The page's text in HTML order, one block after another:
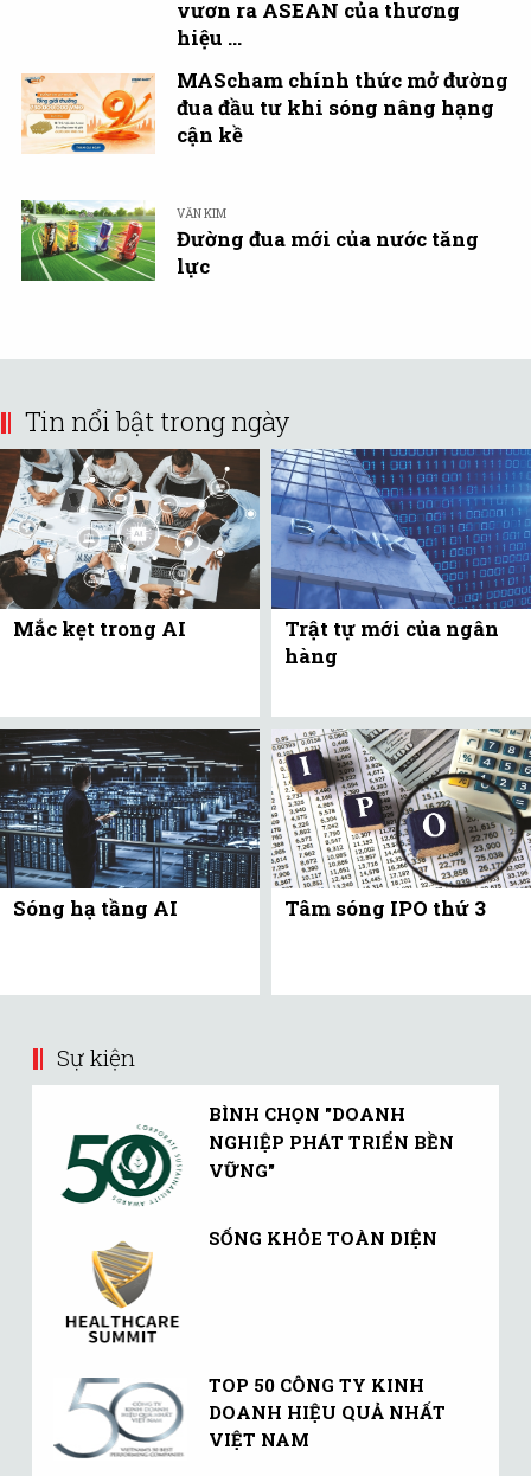
vươn ra ASEAN của thương
hiệu ...
MAScham chính thức mở đường
đua đầu tư khi sóng nâng hạng
cận kề
VĂN KIM
Đường đua mới của nước tăng
lực
Tin nổi bật trong ngày
Mắc kẹt trong AI
Trật tự mới của ngân
hàng
Sóng hạ tầng AI Tâm sóng IPO thứ 3
Sự kiện
BÌNH CHỌN "DOANH
NGHIỆP PHÁT TRIỂN BỀN
VỮNG"
SỐNG KHỎE TOÀN DIỆN
TOP 50 CÔNG TY KINH
DOANH HIỆU QUẢ NHẤT
VIỆT NAM